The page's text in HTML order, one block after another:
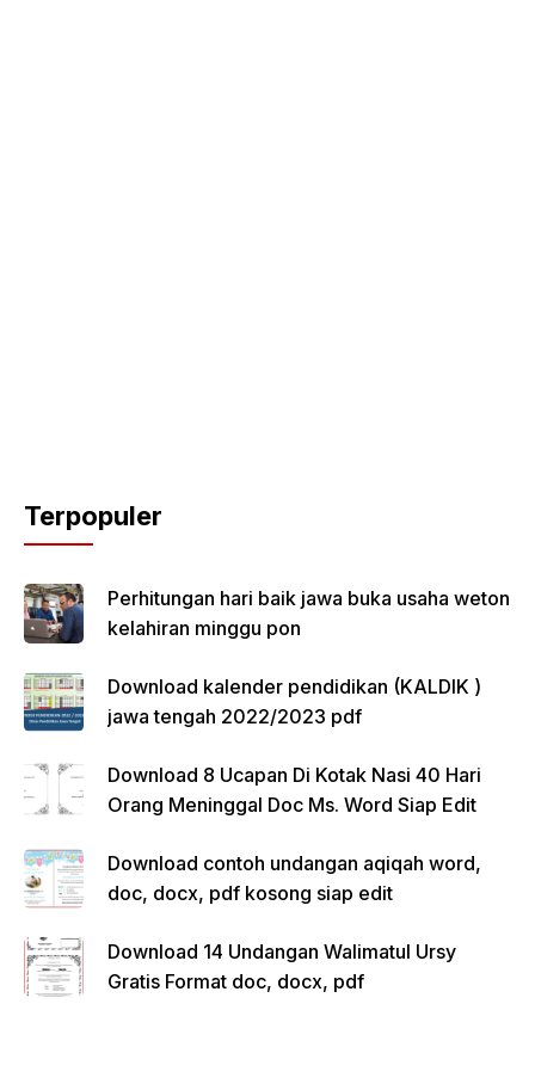
Terpopuler
Perhitungan hari baik jawa buka usaha weton
kelahiran minggu pon
Download kalender pendidikan (KALDIK )
jawa tengah 2022/2023 pdf
Download 8 Ucapan Di Kotak Nasi 40 Hari
Orang Meninggal Doc Ms. Word Siap Edit
Download contoh undangan aqiqah word,
doc, docx, pdf kosong siap edit
Download 14 Undangan Walimatul Ursy
Gratis Format doc, docx, pdf